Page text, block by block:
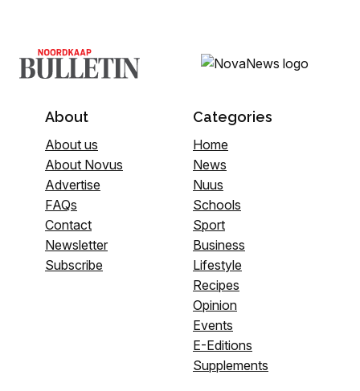
About
About us
About Novus
Advertise
FAQs
Contact
Newsletter
Subscribe
Categories
Home
News
Nuus
Schools
Sport
Business
Lifestyle
Recipes
Opinion
Events
E-Editions
Supplements